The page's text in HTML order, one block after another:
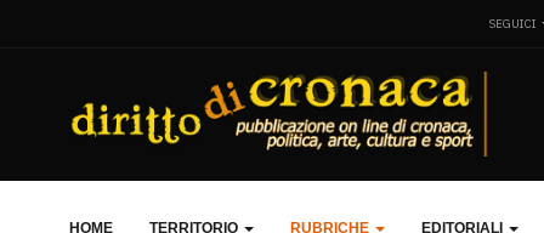
SEGUICI
HOME TERRITORIO RUBRICHE EDITORIALI